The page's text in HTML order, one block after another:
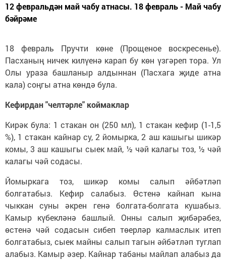
12 февральдән май чабу атнасы. 18 февраль - Май чабу
бәйрәме
18 февраль Пручти көне (Прощеное воскресенье).
Пасханың ничек килүенә карап бу көн үзгәреп тора. Ул
Олы ураза башланыр алдыннан (Пасхага җиде атна
кала) соңгы атна көндә була.
Кефирдан "челтәрле" коймаклар
Кирәк була: 1 стакан он (250 мл), 1 стакан кефир (1-1,5
%), 1 стакан кайнар су, 2 йомырка, 2 аш кашыгы шикәр
комы, 3 аш кашыгы сыек май, ½ чәй калагы тоз, ½ чәй
калагы чәй содасы.
Йомыркага тоз, шикәр комы салып әйбәтләп
болгатабыз. Кефир салабыз. Өстенә кайнап кына
чыккан суны әкрен генә болгата-болгата кушабыз.
Камыр күбекләнә башлый. Онны салып җибәрәбез,
өстенә чәй содасын сибеп төерләр калмаслык итеп
болгатабыз, сыек майны салып тагын әйбәтләп туглап
алабыз. Камыр әзер. Кайнар табаны майлап алабыз да